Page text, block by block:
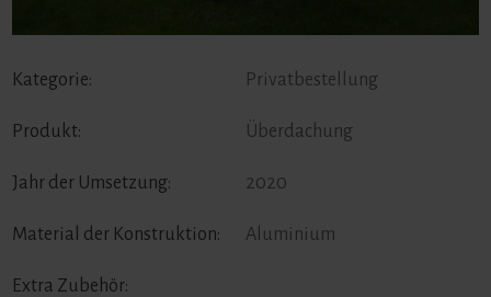
Kategorie: Privatbestellung
Produkt: Überdachung
Jahr der Umsetzung: 2020
Material der Konstruktion: Aluminium
Extra Zubehör: